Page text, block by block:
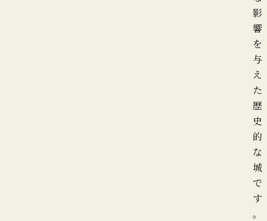
影
響
を
与
え
た
歴
史
的
な
城
で
す
。